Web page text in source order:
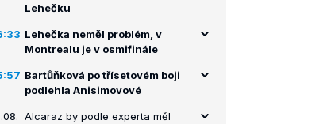
Lehečku
Lehečka neměl problém, v
Montrealu je v osmifinále
Bartůňková po třísetovém boji
podlehla Anisimovové
Alcaraz by podle experta měl